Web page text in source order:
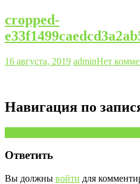
cropped-
16 августа, 2019 adminНет
Навигация по
Ответить
Вы должны войти для